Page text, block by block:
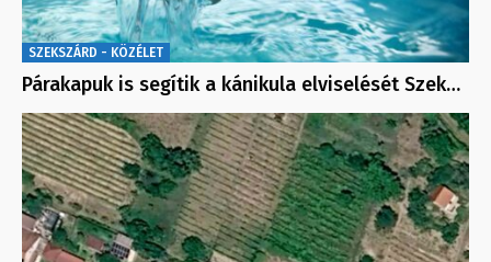
SZEKSZÁRD - KÖZÉLET
Párakapuk is segítik a kánikula elviselését Szek…